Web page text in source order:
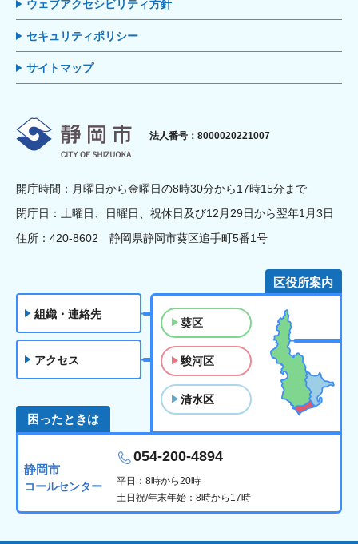
ウェブアクセシビリティ方針
セキュリティポリシー
サイトマップ
静岡市
法人番号：8000020221007
開庁時間：月曜日から金曜日の8時30分から17時15分まで
閉庁日：土曜日、日曜日、祝休日及び12月29日から翌年1月3日
住所：420-8602 静岡県静岡市葵区追手町5番1号
組織・連絡先
アクセス
区役所案内
葵区
駿河区
清水区
困ったときは
静岡市
コールセンター
054-200-4894
平日：8時から20時
土日祝/年末年始：8時から17時